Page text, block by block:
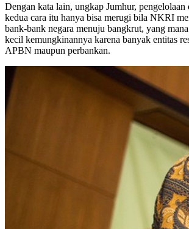
Dengan kata lain, ungkap Jumhur, pengelolaan
kedua cara itu hanya bisa merugi bila NKRI
bank-bank negara menuju bangkrut, yang
kecil kemungkinannya karena banyak entitas
APBN maupun perbankan.